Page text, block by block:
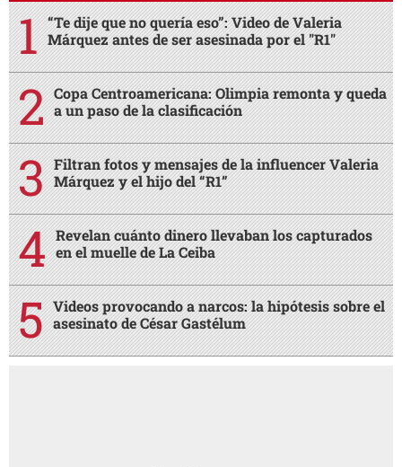
“Te dije que no quería eso”: Video de Valeria
Márquez antes de ser asesinada por el "R1"
Copa Centroamericana: Olimpia remonta y queda
a un paso de la clasificación
Filtran fotos y mensajes de la influencer Valeria
Márquez y el hijo del “R1”
Revelan cuánto dinero llevaban los capturados
en el muelle de La Ceiba
Videos provocando a narcos: la hipótesis sobre el
asesinato de César Gastélum